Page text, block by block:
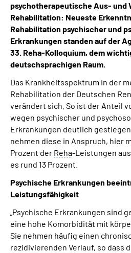
Mein
psychotherapeutische Aus- und
Rehabilitation: Neueste
Rehabilitation psychischer und
Erkrankungen standen auf der
33. Reha-Kolloquium, dem
deutschsprachigen Raum.
Das Krankheitsspektrum in der
Rehabilitation der Deutschen
verändert sich. So ist der Anteil
wegen psychischer und
Erkrankungen deutlich
nehmen diese in Anspruch, hier
Prozent der Reha-Leistungen
es rund 13 Prozent.
Psychische Erkrankungen
Leistungsfähigkeit
„Psychische Erkrankungen sind
eine hohe Komorbidität mit
Sie nehmen häufig einen
rezidivierenden Verlauf, so dass